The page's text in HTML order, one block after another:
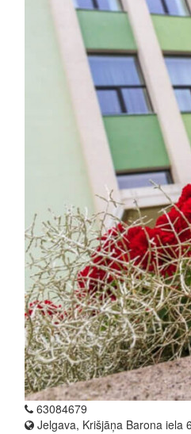
63084679
Jelgava, Krišjāņa Barona iela 6